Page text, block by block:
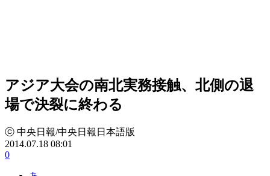
アジア大会の南北実務接触、北側の退
場で決裂に終わる
ⓒ 中央日報/中央日報日本語版
2014.07.18 08:01
0